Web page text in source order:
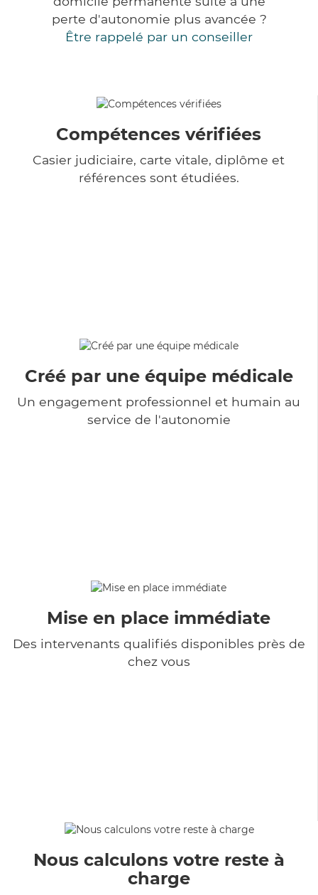
perte d'autonomie plus avancée ?
Être rappelé par un conseiller
Compétences vérifiées
Casier judiciaire, carte vitale, diplôme et
références sont étudiées.
Créé par une équipe médicale
Un engagement professionnel et humain au
service de l'autonomie
Mise en place immédiate
Des intervenants qualifiés disponibles près de
chez vous
Nous calculons votre reste à
charge